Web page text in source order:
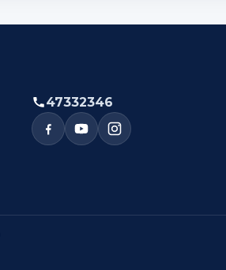
47332346